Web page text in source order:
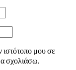
μου σε
σχολιάσω.